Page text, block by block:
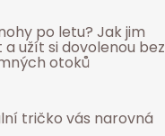
po letu? Jak jim
užít si dovolenou bez
otoků
tričko vás narovná